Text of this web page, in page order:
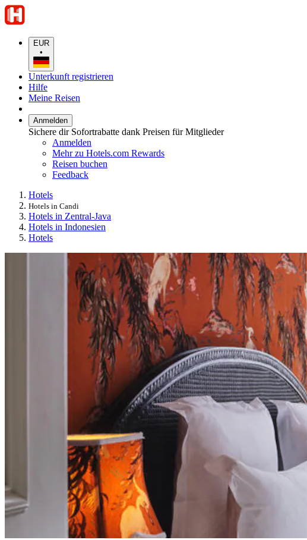
EUR
•
Unterkunft registrieren
Hilfe
Meine Reisen
Anmelden
Sichere dir Sofortrabatte dank Preisen für Mitglieder
Anmelden
Mehr zu Hotels.com Rewards
Reisen buchen
Feedback
Hotels
Hotels in Candi
Hotels in Zentral-Java
Hotels in Indonesien
Hotels